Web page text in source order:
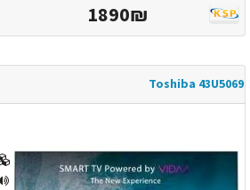
1890₪
Toshiba 43U5069